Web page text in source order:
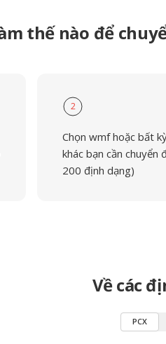
thế nào để
2
Chọn wmf hoặc bất
khác bạn cần chuyển
200 định dạng)
Về các
PCX